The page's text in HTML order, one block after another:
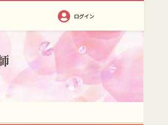
ログイン